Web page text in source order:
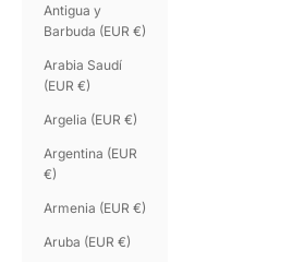
Antigua y
Barbuda (EUR €)
Arabia Saudí
(EUR €)
Argelia (EUR €)
Argentina (EUR
€)
Armenia (EUR €)
Aruba (EUR €)